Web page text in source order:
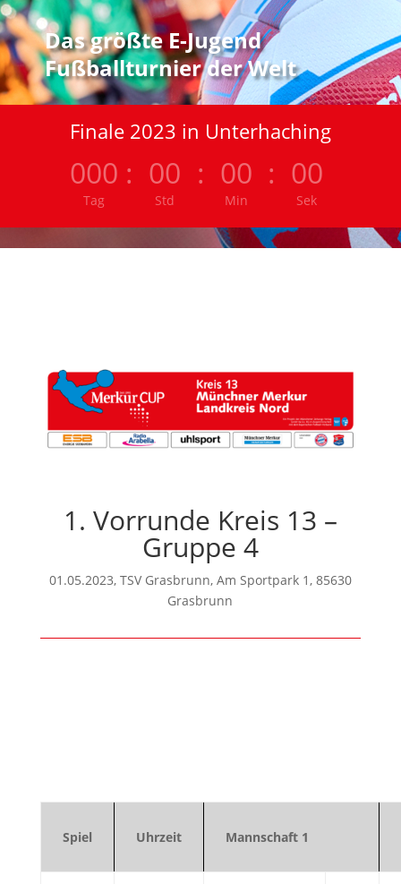
Das größte E-Jugend
Fußballturnier der Welt
Finale 2023 in Unterhaching
000
Tag
: 00
Std
: 00
Min
: 00
Sek
1. Vorrunde Kreis 13 –
Gruppe 4
01.05.2023, TSV Grasbrunn, Am Sportpark 1, 85630
Grasbrunn
Spiel Uhrzeit Mannschaft 1